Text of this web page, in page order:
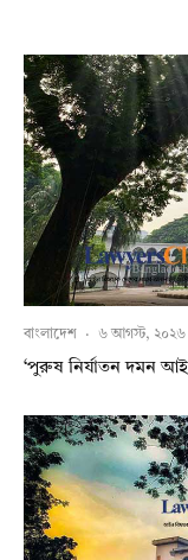
বাংলাদেশ · ৬ আগস্ট, ২০২৬
‘পুরুষ নির্যাতন দমন